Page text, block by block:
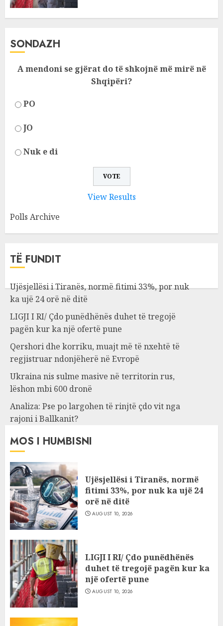
SONDAZH
A mendoni se gjërat do të shkojnë më mirë në
Shqipëri?
PO
JO
Nuk e di
View Results
Polls Archive
TË FUNDIT
Ujësjellësi i Tiranës, normë fitimi 33%, por nuk
ka ujë 24 orë në ditë
LIGJI I RI/ Çdo punëdhënës duhet të tregojë
pagën kur ka një ofertë pune
Qershori dhe korriku, muajt më të nxehtë të
regjistruar ndonjëherë në Evropë
Ukraina nis sulme masive në territorin rus,
lëshon mbi 600 dronë
Analiza: Pse po largohen të rinjtë çdo vit nga
rajoni i Ballkanit?
MOS I HUMBISNI
Ujësjellësi i Tiranës, normë
fitimi 33%, por nuk ka ujë 24
orë në ditë
AUGUST 10, 2026
LIGJI I RI/ Çdo punëdhënës
duhet të tregojë pagën kur ka
një ofertë pune
AUGUST 10, 2026